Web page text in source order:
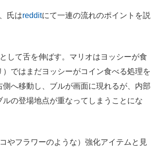
氏はredditにて一連の流れのポイントを説
して舌を伸ばす。マリオはヨッシーが食
ではまだヨッシーがコイン食べる処理を
へ移動し、ブルが画面に現れるが、内部
の登場地点が重なってしまうことにな
やフラワーのような）強化アイテムと見